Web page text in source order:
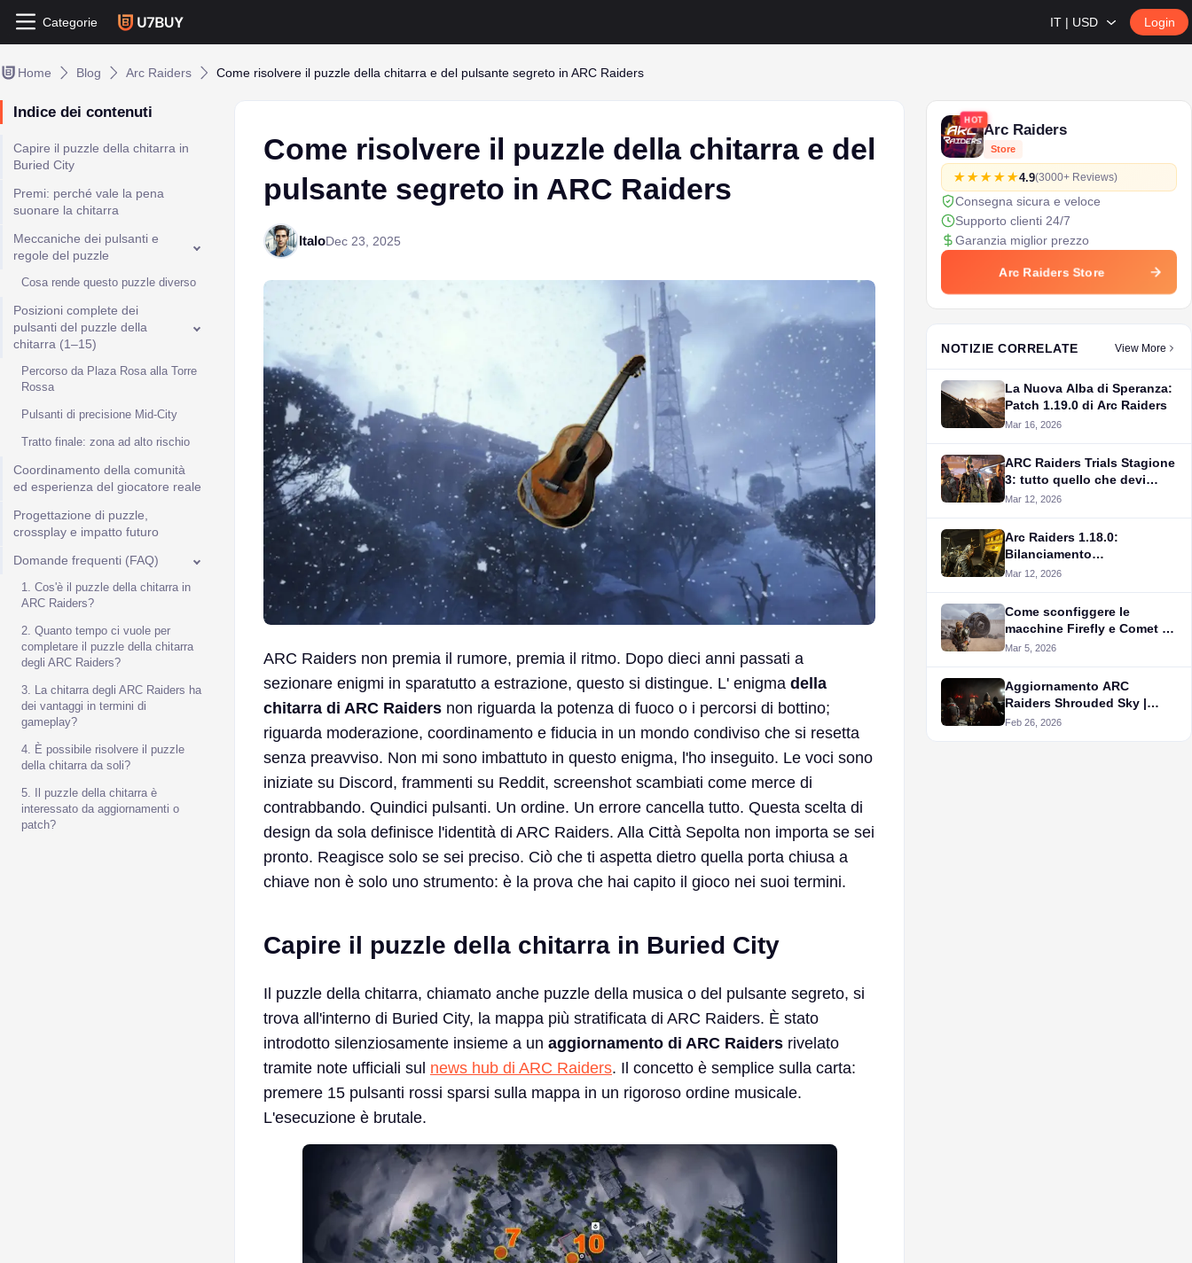
Categorie IT | USD Login
Home Blog Arc Raiders Come risolvere il puzzle della chitarra e del pulsante segreto in ARC Raiders
Indice dei contenuti
Capire il puzzle della chitarra in
Buried City
Premi: perché vale la pena
suonare la chitarra
Meccaniche dei pulsanti e
regole del puzzle
Cosa rende questo puzzle diverso
Posizioni complete dei
pulsanti del puzzle della
chitarra (1–15)
Percorso da Plaza Rosa alla Torre
Rossa
Pulsanti di precisione Mid-City
Tratto finale: zona ad alto rischio
Coordinamento della comunità
ed esperienza del giocatore reale
Progettazione di puzzle,
crossplay e impatto futuro
Domande frequenti (FAQ)
1. Cos'è il puzzle della chitarra in
ARC Raiders?
2. Quanto tempo ci vuole per
completare il puzzle della chitarra
degli ARC Raiders?
3. La chitarra degli ARC Raiders ha
dei vantaggi in termini di
gameplay?
4. È possibile risolvere il puzzle
della chitarra da soli?
5. Il puzzle della chitarra è
interessato da aggiornamenti o
patch?
Come risolvere il puzzle della chitarra e del
pulsante segreto in ARC Raiders
ItaloDec 23, 2025
ARC Raiders non premia il rumore, premia il ritmo. Dopo dieci anni passati a
sezionare enigmi in sparatutto a estrazione, questo si distingue. L' enigma della
chitarra di ARC Raiders non riguarda la potenza di fuoco o i percorsi di bottino;
riguarda moderazione, coordinamento e fiducia in un mondo condiviso che si resetta
senza preavviso. Non mi sono imbattuto in questo enigma, l'ho inseguito. Le voci sono
iniziate su Discord, frammenti su Reddit, screenshot scambiati come merce di
contrabbando. Quindici pulsanti. Un ordine. Un errore cancella tutto. Questa scelta di
design da sola definisce l'identità di ARC Raiders. Alla Città Sepolta non importa se sei
pronto. Reagisce solo se sei preciso. Ciò che ti aspetta dietro quella porta chiusa a
chiave non è solo uno strumento: è la prova che hai capito il gioco nei suoi termini.
Capire il puzzle della chitarra in Buried City
Il puzzle della chitarra, chiamato anche puzzle della musica o del pulsante segreto, si
trova all'interno di Buried City, la mappa più stratificata di ARC Raiders. È stato
introdotto silenziosamente insieme a un aggiornamento di ARC Raiders rivelato
tramite note ufficiali sul news hub di ARC Raiders. Il concetto è semplice sulla carta:
premere 15 pulsanti rossi sparsi sulla mappa in un rigoroso ordine musicale.
L'esecuzione è brutale.
HOT
Arc Raiders
Store
4.9(3000+ Reviews)
Consegna sicura e veloce
Supporto clienti 24/7
Garanzia miglior prezzo
Arc Raiders Store
NOTIZIE CORRELATE View More
La Nuova Alba di Speranza:
Patch 1.19.0 di Arc Raiders
Mar 16, 2026
ARC Raiders Trials Stagione
3: tutto quello che devi
sapere
Mar 12, 2026
Arc Raiders 1.18.0:
Bilanciamento
Combattimento e Fix
Mar 12, 2026
Come sconfiggere le
macchine Firefly e Comet in
Arc Raiders
Mar 5, 2026
Aggiornamento ARC
Raiders Shrouded Sky |
Note sulla patch 1.17.0
Feb 26, 2026